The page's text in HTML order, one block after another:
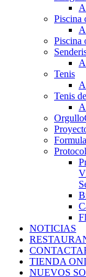
Piscina
Piscina
Tenis
Tenis
NOTICIAS
TIENDA
NUEVOS